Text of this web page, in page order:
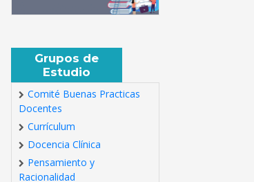
Grupos de
Estudio
Comité Buenas Practicas
Docentes
Currículum
Docencia Clínica
Pensamiento y
Racionalidad